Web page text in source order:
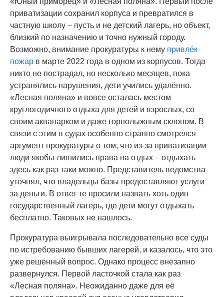
приватизации сохранил корпуса и превратился в
частную школу – пусть и не детский лагерь, но объект,
близкий по назначению и точно нужный городу.
Возможно, внимание прокуратуры к нему привлёк
пожар в марте 2022 года в одном из корпусов. Тогда
никто не пострадал, но несколько месяцев, пока
устранялись нарушения, дети учились удалённо.
«Лесная поляна» и вовсе осталась местом
круглогодичного отдыха для детей и взрослых, со
своим аквапарком и даже горнолыжным склоном. В
связи с этим в судах особенно странно смотрелся
аргумент прокуратуры о том, что из-за приватизации
люди якобы лишились права на отдых – отдыхать
здесь как раз таки можно. Представитель ведомства
уточнял, что владельцы базы предоставляют услуги
за деньги. В ответ те просили назвать хоть один
государственный лагерь, где дети могут отдыхать
бесплатно. Таковых не нашлось.
Прокуратура выигрывала последовательно все суды
по истребованию бывших лагерей, и казалось, что это
уже решённый вопрос. Однако процесс внезапно
развернулся. Первой ласточкой стала как раз
«Лесная поляна». Неожиданно даже для её